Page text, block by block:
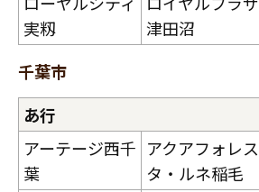
実籾
津田沼
千葉市
あ行
アーテージ西千
葉
アクアフォレス
タ・ルネ稲毛